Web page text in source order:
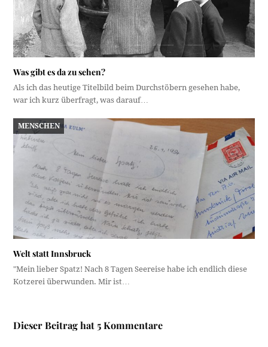
Was gibt es da zu sehen?
Als ich das heutige Titelbild beim Durchstöbern gesehen habe,
war ich kurz überfragt, was darauf…
MENSCHEN
Welt statt Innsbruck
"Mein lieber Spatz! Nach 8 Tagen Seereise habe ich endlich diese
Kotzerei überwunden. Mir ist…
Dieser Beitrag hat 5 Kommentare